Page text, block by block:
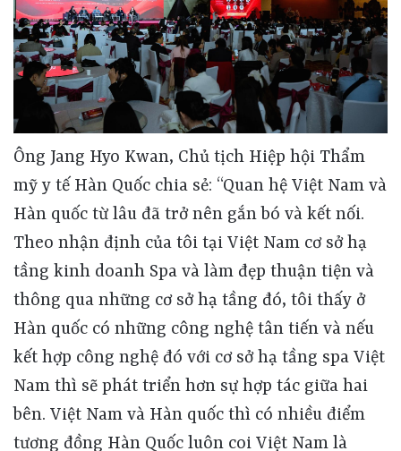
Ông Jang Hyo Kwan, Chủ tịch Hiệp hội Thẩm mỹ y tế Hàn Quốc chia sẻ: “Quan hệ Việt Nam và Hàn quốc từ lâu đã trở nên gắn bó và kết nối. Theo nhận định của tôi tại Việt Nam cơ sở hạ tầng kinh doanh Spa và làm đẹp thuận tiện và thông qua những cơ sở hạ tầng đó, tôi thấy ở Hàn quốc có những công nghệ tân tiến và nếu kết hợp công nghệ đó với cơ sở hạ tầng spa Việt Nam thì sẽ phát triển hơn sự hợp tác giữa hai bên. Việt Nam và Hàn quốc thì có nhiều điểm tương đồng Hàn Quốc luôn coi Việt